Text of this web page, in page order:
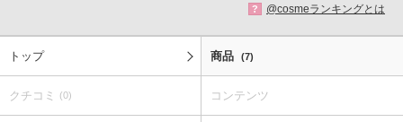
? @cosmeランキングとは
トップ 商品 (7)
クチコミ (0) コンテンツ